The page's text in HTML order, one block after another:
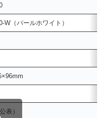
W（パールホワイト）
表）